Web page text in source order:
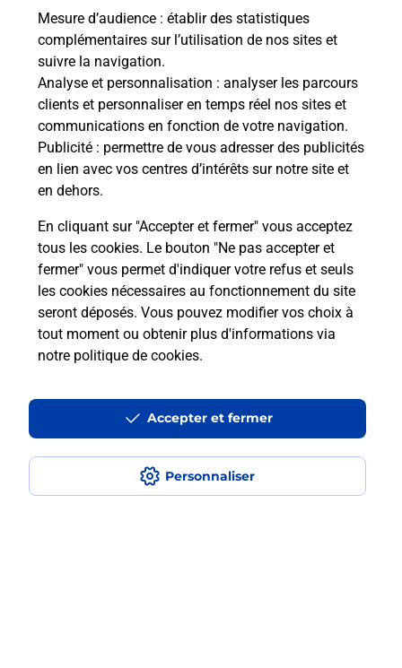
Mesure d’audience : établir des statistiques
complémentaires sur l’utilisation de nos sites et
suivre la navigation.
Analyse et personnalisation : analyser les parcours
clients et personnaliser en temps réel nos sites et
communications en fonction de votre navigation.
Publicité : permettre de vous adresser des publicités
en lien avec vos centres d’intérêts sur notre site et
en dehors.
En cliquant sur "Accepter et fermer" vous acceptez
tous les cookies. Le bouton "Ne pas accepter et
fermer" vous permet d'indiquer votre refus et seuls
les cookies nécessaires au fonctionnement du site
seront déposés. Vous pouvez modifier vos choix à
tout moment ou obtenir plus d'informations via
notre politique de cookies.
Personnaliser
Accepter et fermer
Est-ce que je peux garder mon
numéro de mobile gratuitement ?
Est-ce que je peux bénéficier de la 5G
avec La Poste Mobile ?
Est-ce que je peux utiliser mon forfait
à l’étranger avec La Poste Mobile ?
Est-ce que je peux payer mon
smartphone Samsung en plusieurs
fois avec La Poste Mobile ?
Est-ce que je peux assurer mon
smartphone Samsung ?
Aude MOUX
MOUX
Acheter un smartphone Samsung